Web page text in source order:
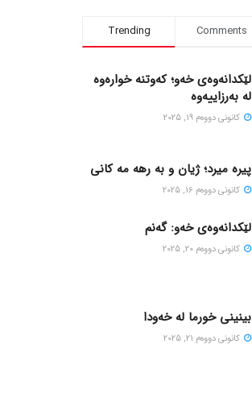
Trending Comments
لێکدانەوەی خەو؛ کەوتنە خوارەوە
لە بەرزاییەوە
كانونی دووه‌م 19, 2025
پیره میرد؛ ژیان و به رهه مه کانی
كانونی دووه‌م 16, 2025
لێکدانەوەی خەو: گەنم
كانونی دووه‌م 20, 2025
بینینی خورما لە خەودا
كانونی دووه‌م 21, 2025